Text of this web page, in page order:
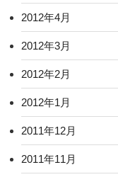
2012年4月
2012年3月
2012年2月
2012年1月
2011年12月
2011年11月